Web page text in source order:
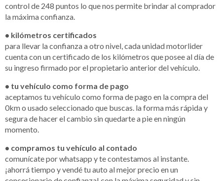
control de 248 puntos lo que nos permite brindar al comprador
la máxima confianza.
• kilómetros certificados
para llevar la confianza a otro nivel, cada unidad motorlider
cuenta con un certificado de los kilómetros que posee al día de
su ingreso firmado por el propietario anterior del vehículo.
• tu vehículo como forma de pago
aceptamos tu vehículo como forma de pago en la compra del
0km o usado seleccionado que buscas. la forma más rápida y
segura de hacer el cambio sin quedarte a pie en ningún
momento.
• compramos tu vehículo al contado
comunícate por whatsapp y te contestamos al instante.
¡ahorrá tiempo y vendé tu auto al mejor precio en un